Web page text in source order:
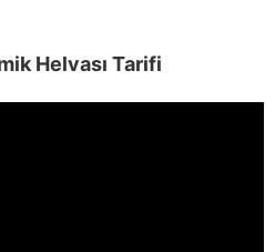
Helvası Tarifi